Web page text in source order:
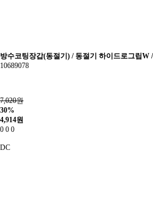
방수코팅장갑(동절기) / 동절기 하이드로그립W
10689078
7,020원
30%
4,914원
0 0 0
DC